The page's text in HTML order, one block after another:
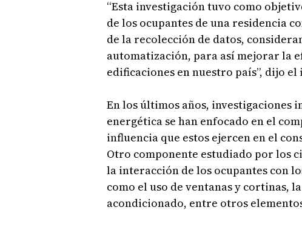
“Esta investigación tuvo como
de los ocupantes de una residencia
de la recolección de datos,
automatización, para así mejorar la
edificaciones en nuestro país”, dijo
En los últimos años, investigaciones
energética se han enfocado en el
influencia que estos ejercen en el
Otro componente estudiado por los
la interacción de los ocupantes con
como el uso de ventanas y cortinas,
acondicionado, entre otros